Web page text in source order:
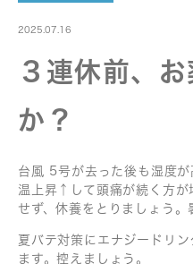
2025.07.16
３連休前、
か？
台風 5号が去った後も湿度
温上昇↑して頭痛が続く方が
せず、休養をとりましょう。
夏バテ対策にエナジードリ
ます。控えましょう。